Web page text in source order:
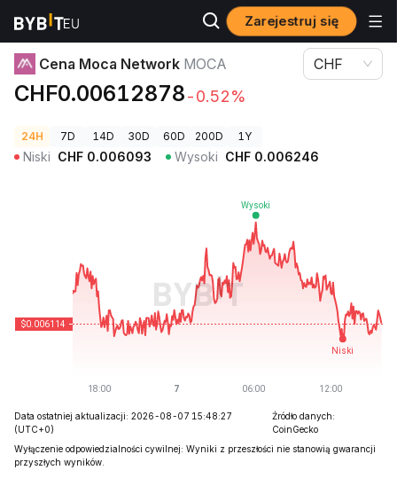
Zarejestruj się
Ceny kryptowalut Cena Moca Network MOCA
Cena Moca Network MOCA
CHF0.00612878-0.52%
CHF
24H 7D 14D 30D 60D 200D 1Y
Niski CHF 0.006093 Wysoki CHF 0.006246
Data ostatniej aktualizacji: 2026-08-07 15:48:27
(UTC+0)
Źródło danych:
CoinGecko
Wyłączenie odpowiedzialności cywilnej: Wyniki z przeszłości nie stanowią gwarancji
przyszłych wyników.